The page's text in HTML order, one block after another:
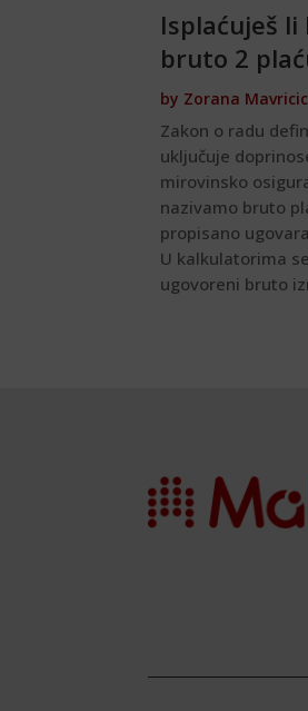
Isplaćuješ
bruto 2
by Zorana
Zakon o radu
uključuje
mirovinsko
nazivamo bruto
propisano
U kalkulatorima
ugovoreni bruto